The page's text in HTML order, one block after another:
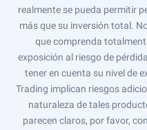
realmente se pueda permitir
más que su inversión total.
que comprenda
exposición al riesgo de
tener en cuenta su nivel de
Trading implican riesgos
naturaleza de tales
parecen claros, por favor,